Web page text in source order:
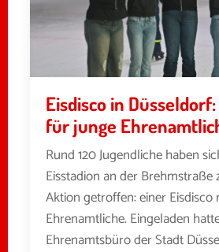
Eisdisco in
für junge
Rund 120 Jugendliche haben
Eisstadion an der Brehmstraße
Aktion getroffen: einer Eisdisco
Ehrenamtliche. Eingeladen
Ehrenamtsbüro der Stadt